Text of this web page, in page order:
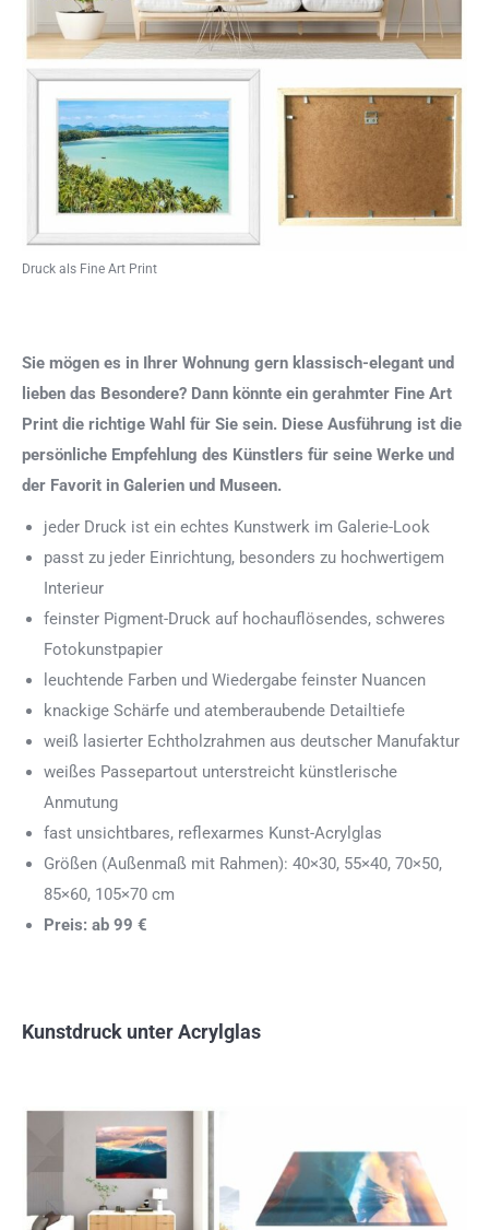
Druck als Fine Art Print
Sie mögen es in Ihrer Wohnung gern klassisch-elegant und
lieben das Besondere? Dann könnte ein gerahmter Fine Art
Print die richtige Wahl für Sie sein. Diese Ausführung ist die
persönliche Empfehlung des Künstlers für seine Werke und
der Favorit in Galerien und Museen.
jeder Druck ist ein echtes Kunstwerk im Galerie-Look
passt zu jeder Einrichtung, besonders zu hochwertigem
Interieur
feinster Pigment-Druck auf hochauflösendes, schweres
Fotokunstpapier
leuchtende Farben und Wiedergabe feinster Nuancen
knackige Schärfe und atemberaubende Detailtiefe
weiß lasierter Echtholzrahmen aus deutscher Manufaktur
weißes Passepartout unterstreicht künstlerische
Anmutung
fast unsichtbares, reflexarmes Kunst-Acrylglas
Größen (Außenmaß mit Rahmen): 40×30, 55×40, 70×50,
85×60, 105×70 cm
Preis: ab 99 €
Kunstdruck unter Acrylglas